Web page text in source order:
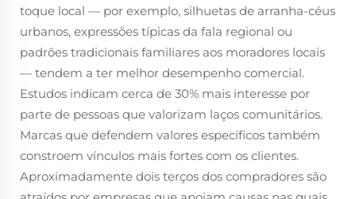
toque local — por exemplo, silhuetas de arranha-céus
urbanos, expressões típicas da fala regional ou
padrões tradicionais familiares aos moradores locais
— tendem a ter melhor desempenho comercial.
Estudos indicam cerca de 30% mais interesse por
parte de pessoas que valorizam laços comunitários.
Marcas que defendem valores específicos também
constroem vínculos mais fortes com os clientes.
Aproximadamente dois terços dos compradores são